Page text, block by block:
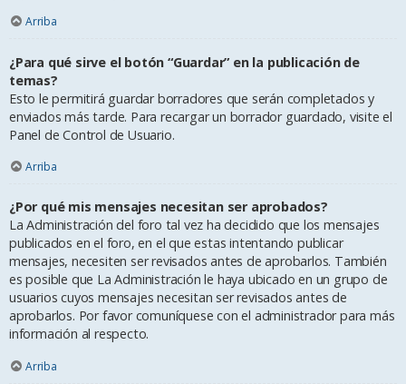
Arriba
¿Para qué sirve el botón “Guardar” en la publicación de
temas?
Esto le permitirá guardar borradores que serán completados y
enviados más tarde. Para recargar un borrador guardado, visite el
Panel de Control de Usuario.
Arriba
¿Por qué mis mensajes necesitan ser aprobados?
La Administración del foro tal vez ha decidido que los mensajes
publicados en el foro, en el que estas intentando publicar
mensajes, necesiten ser revisados antes de aprobarlos. También
es posible que La Administración le haya ubicado en un grupo de
usuarios cuyos mensajes necesitan ser revisados antes de
aprobarlos. Por favor comuníquese con el administrador para más
información al respecto.
Arriba